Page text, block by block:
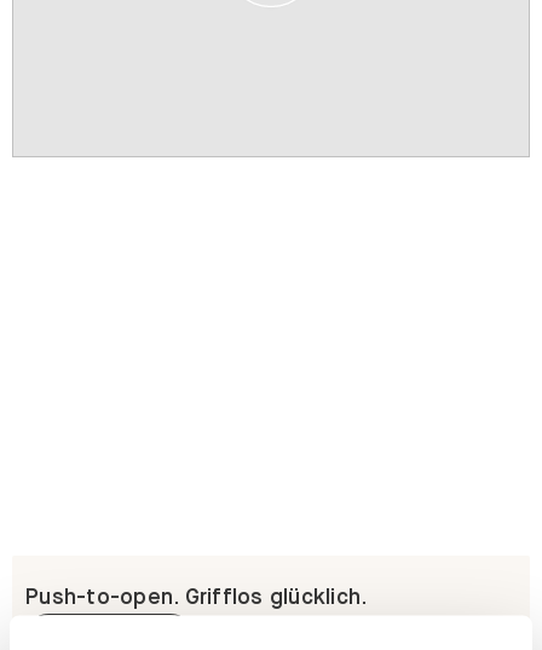
Push-to-open. Grifflos glücklich.